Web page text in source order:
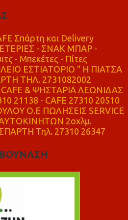
Σπάρτη και Delivery
- ΣΝΑΚ ΜΠΑΡ -
- Μπεκέτες - Πίτες
ΕΣΤΙΑΤΟΡΙΟ " Η ΠΙΑΤΣΑ
ΤΗΛ. 2731082002
& ΨΗΣΤΑΡΙΑ ΛΕΩΝΙΔΑΣ
21138 - CAFE 27310 20510
Ο.Ε ΠΩΛΗΣΕΙΣ SERVICE
2οχλμ.
Τηλ. 27310 26347